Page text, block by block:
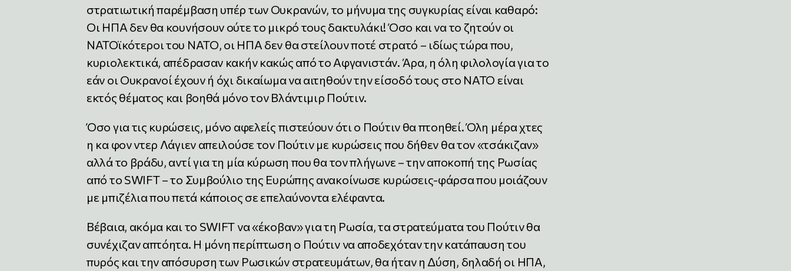
στρατιωτική παρέμβαση υπέρ των Ουκρανών, το μήνυμα της συγκυρίας είναι καθαρό:
Οι ΗΠΑ δεν θα κουνήσουν ούτε το μικρό τους δακτυλάκι! Όσο και να το ζητούν οι
ΝΑΤΟϊκότεροι του ΝΑΤΟ, οι ΗΠΑ δεν θα στείλουν ποτέ στρατό – ιδίως τώρα που,
κυριολεκτικά, απέδρασαν κακήν κακώς από το Αφγανιστάν. Άρα, η όλη φιλολογία για το
εάν οι Ουκρανοί έχουν ή όχι δικαίωμα να αιτηθούν την είσοδό τους στο ΝΑΤΟ είναι
εκτός θέματος και βοηθά μόνο τον Βλάντιμιρ Πούτιν.
Όσο για τις κυρώσεις, μόνο αφελείς πιστεύουν ότι ο Πούτιν θα πτοηθεί. Όλη μέρα χτες
η κα φον ντερ Λάγιεν απειλούσε τον Πούτιν με κυρώσεις που δήθεν θα τον «τσάκιζαν»
αλλά το βράδυ, αντί για τη μία κύρωση που θα τον πλήγωνε – την αποκοπή της Ρωσίας
από το SWIFT – το Συμβούλιο της Ευρώπης ανακοίνωσε κυρώσεις-φάρσα που μοιάζουν
με μπιζέλια που πετά κάποιος σε επελαύνοντα ελέφαντα.
Βέβαια, ακόμα και το SWIFT να «έκοβαν» για τη Ρωσία, τα στρατεύματα του Πούτιν θα
συνέχιζαν απτόητα. Η μόνη περίπτωση ο Πούτιν να αποδεχόταν την κατάπαυση του
πυρός και την απόσυρση των Ρωσικών στρατευμάτων, θα ήταν η Δύση, δηλαδή οι ΗΠΑ,